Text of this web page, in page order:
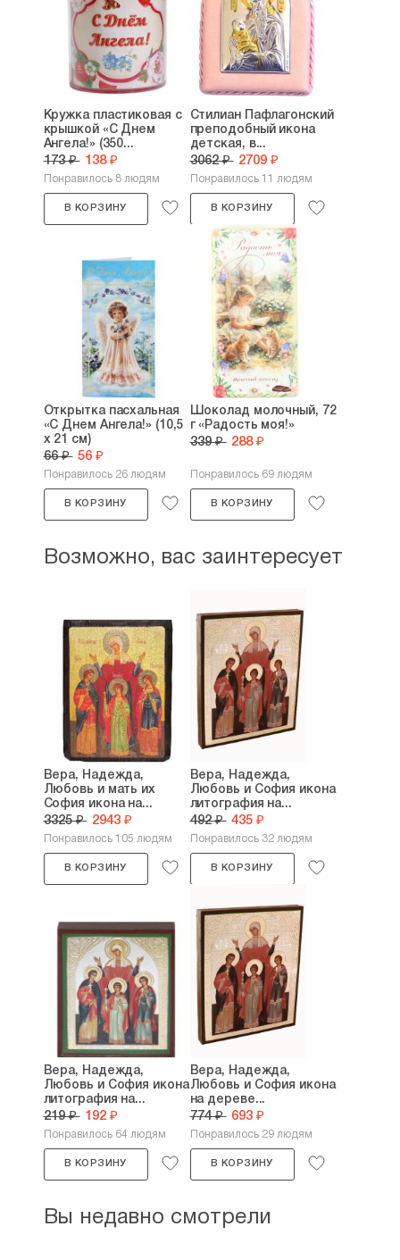
Кружка пластиковая с
крышкой «С Днем
Ангела!» (350...
173 ₽ 138 ₽
Понравилось 8 людям
В КОРЗИНУ
Стилиан Пафлагонский
преподобный икона
детская, в...
3062 ₽ 2709 ₽
Понравилось 11 людям
В КОРЗИНУ
Открытка пасхальная
«С Днем Ангела!» (10,5
х 21 см)
66 ₽ 56 ₽
Понравилось 26 людям
В КОРЗИНУ
Шоколад молочный, 72
г «Радость моя!»
339 ₽ 288 ₽
Понравилось 69 людям
В КОРЗИНУ
Возможно, вас заинтересует
Вера, Надежда,
Любовь и мать их
София икона на...
3325 ₽ 2943 ₽
Понравилось 105 людям
В КОРЗИНУ
Вера, Надежда,
Любовь и София икона
литография на...
492 ₽ 435 ₽
Понравилось 32 людям
В КОРЗИНУ
Вера, Надежда,
Любовь и София икона
литография на...
219 ₽ 192 ₽
Понравилось 64 людям
В КОРЗИНУ
Вера, Надежда,
Любовь и София икона
на дереве...
774 ₽ 693 ₽
Понравилось 29 людям
В КОРЗИНУ
Вы недавно смотрели